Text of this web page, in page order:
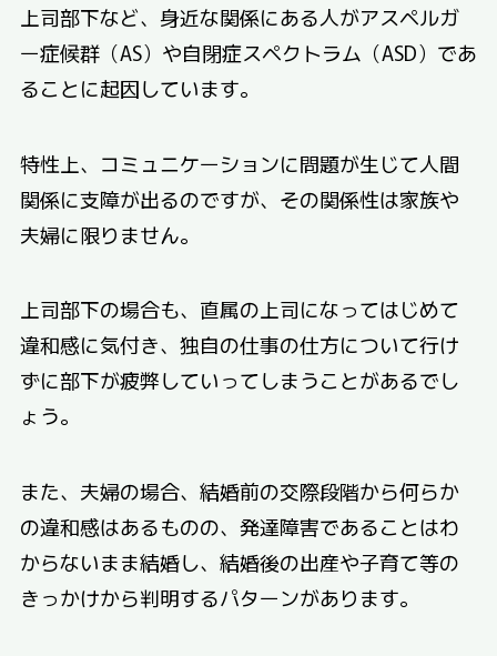
上司部下など、身近な関係にある人がアスペルガ
ー症候群（AS）や自閉症スペクトラム（ASD）であ
ることに起因しています。
特性上、コミュニケーションに問題が生じて人間
関係に支障が出るのですが、その関係性は家族や
夫婦に限りません。
上司部下の場合も、直属の上司になってはじめて
違和感に気付き、独自の仕事の仕方について行け
ずに部下が疲弊していってしまうことがあるでし
ょう。
また、夫婦の場合、結婚前の交際段階から何らか
の違和感はあるものの、発達障害であることはわ
からないまま結婚し、結婚後の出産や子育て等の
きっかけから判明するパターンがあります。